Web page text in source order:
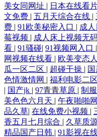
美女同网址 | 日本在线看
文免费 | 五月天综合在线 |
费 | 91欧美秘密入口 | 成
莓视频 | 成人床上视频无
看 | 91骚碰| 91视频网入口 |
网视频在线看 | 欧美变态
瓜一区二区 | 超碰干操 |
色情激情网 | 福利电影二
| 国产jk | 97青青草原 | 制
美色色六月天 | 午夜啪啪网
品久草| 在线免费小视频 |
香五月七月综合 | 久草质
精品国产日韩 | 91影视在